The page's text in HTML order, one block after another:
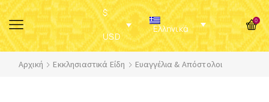
$
USD
Ελληνικά
0
Αρχική Εκκλησιαστικά Είδη Ευαγγέλια & Απόστολοι